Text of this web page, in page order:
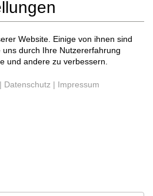
Subwoofer
Website. Einige von ihnen sind
durch Ihre Nutzererfahrung
und andere zu verbessern.
| Datenschutz | Impressum